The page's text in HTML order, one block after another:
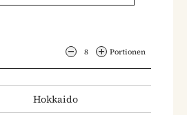
8 Portionen
Hokkaido